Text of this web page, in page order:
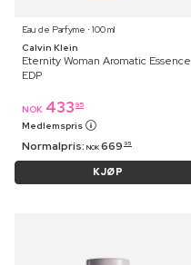
Eau de Parfyme ⋅ 100 ml
Calvin Klein
Eternity Woman Aromatic Essence
EDP
NOK 433 95
Medlemspris
Normalpris: NOK 669 95
KJØP